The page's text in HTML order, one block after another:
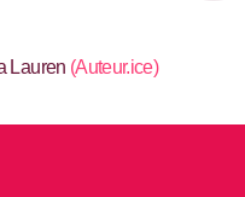
Lauren (Auteur.ice)